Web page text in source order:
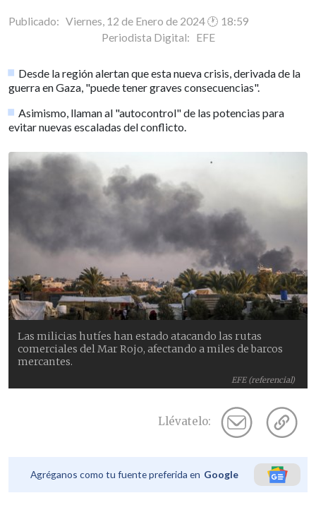
Publicado: Viernes, 12 de Enero de 2024 🕐 18:59
Periodista Digital: EFE
Desde la región alertan que esta nueva crisis, derivada de la
guerra en Gaza, "puede tener graves consecuencias".
Asimismo, llaman al "autocontrol" de las potencias para
evitar nuevas escaladas del conflicto.
EFE (referencial)
Las milicias hutíes han estado atacando las rutas
comerciales del Mar Rojo, afectando a miles de barcos
mercantes.
Llévatelo:
Agréganos como tu fuente preferida en Google